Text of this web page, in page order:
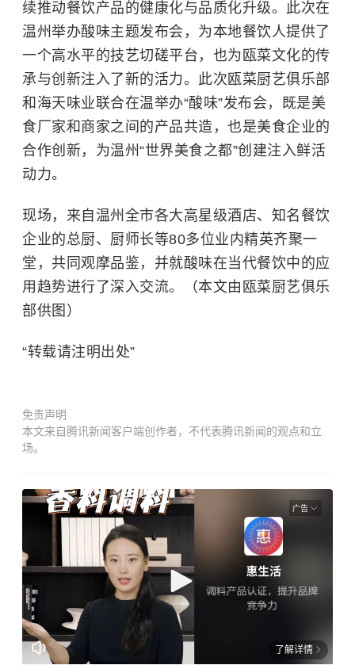
续推动餐饮产品的健康化与品质化升级。此次在
温州举办酸味主题发布会，为本地餐饮人提供了
一个高水平的技艺切磋平台，也为瓯菜文化的传
承与创新注入了新的活力。此次瓯菜厨艺俱乐部
和海天味业联合在温举办“酸味”发布会，既是美
食厂家和商家之间的产品共造，也是美食企业的
合作创新，为温州“世界美食之都”创建注入鲜活
动力。
现场，来自温州全市各大高星级酒店、知名餐饮
企业的总厨、厨师长等80多位业内精英齐聚一
堂，共同观摩品鉴，并就酸味在当代餐饮中的应
用趋势进行了深入交流。（本文由 瓯菜厨艺俱乐
部供图）
“转载请注明出处”
免责声明
本文来自腾讯新闻客户端创作者，不代表腾讯新闻的观点和立
场。
广告
了解详情